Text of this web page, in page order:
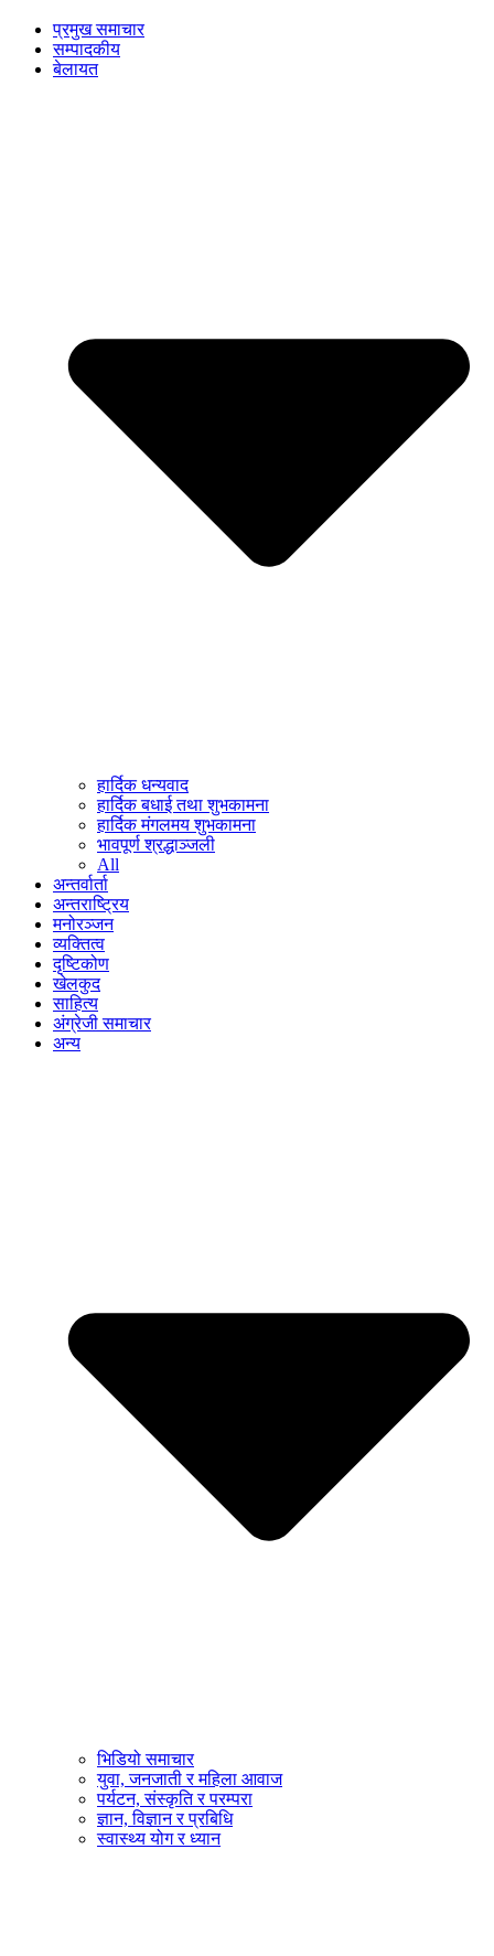
प्रमुख समाचार
सम्पादकीय
बेलायत
हार्दिक धन्यवाद
हार्दिक बधाई तथा शुभकामना
हार्दिक मंगलमय शुभकामना
भावपूर्ण श्रद्धाञ्जली
All
अन्तर्वार्ता
अन्तराष्ट्रिय
मनोरञ्जन
व्यक्तित्व
दृष्टिकोण
खेलकुद
साहित्य
अंग्रेजी समाचार
अन्य
भिडियो समाचार
युवा, जनजाती र महिला आवाज
पर्यटन, संस्कृति र परम्परा
ज्ञान, विज्ञान र प्रबिधि
स्वास्थ्य योग र ध्यान